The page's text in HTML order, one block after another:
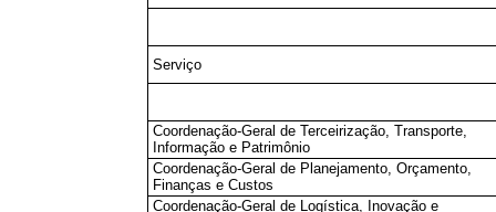
Serviço
Coordenação-Geral de Terceirização, Transporte,
Informação e Patrimônio
Coordenação-Geral de Planejamento, Orçamento,
Finanças e Custos
Coordenação-Geral de Logística, Inovação e